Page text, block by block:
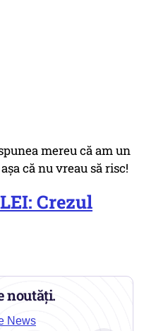
mereu că am un
că nu vreau să risc!
Crezul
noutăți.
News